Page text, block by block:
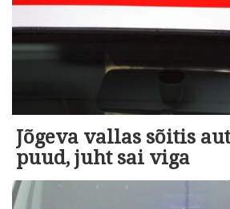
Jõgeva vallas sõitis
puud, juht sai viga